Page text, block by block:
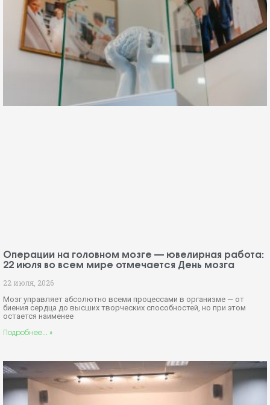
Операции на головном мозге — ювелирная работа:
22 июля во всем мире отмечается День мозга
22 июля, 2026
Мозг управляет абсолютно всеми процессами в организме — от
биения сердца до высших творческих способностей, но при этом
остается наименее
Подробнее... »